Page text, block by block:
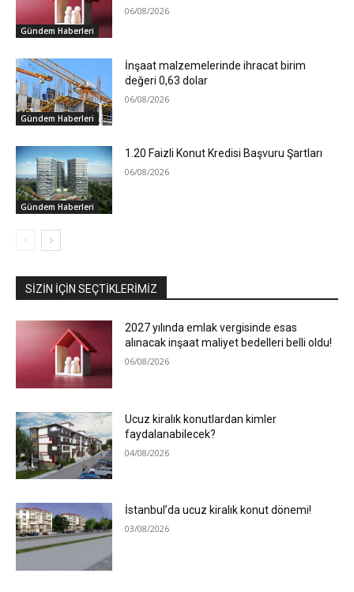
Gündem Haberleri
06/08/2026
Gündem Haberleri
İnşaat malzemelerinde ihracat birim
değeri 0,63 dolar
06/08/2026
Gündem Haberleri
1.20 Faizli Konut Kredisi Başvuru Şartları
06/08/2026
SIZIN İÇIN SEÇTIKLERIMIZ
2027 yılında emlak vergisinde esas
alınacak inşaat maliyet bedelleri belli oldu!
06/08/2026
Ucuz kiralık konutlardan kimler
faydalanabilecek?
04/08/2026
İstanbul’da ucuz kiralık konut dönemi!
03/08/2026